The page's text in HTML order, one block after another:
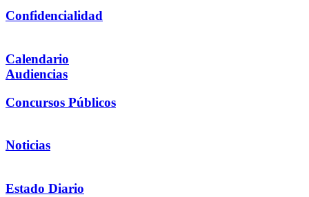
Confidencialidad
Calendario
Audiencias
Concursos Públicos
Noticias
Estado Diario